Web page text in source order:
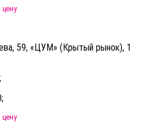
цену
59, «ЦУМ» (Крытый рынок), 1
цену